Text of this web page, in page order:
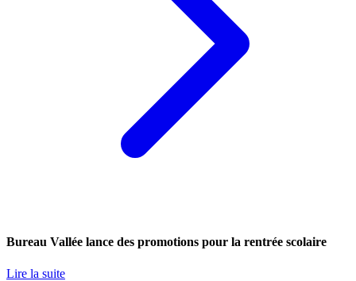
Bureau Vallée lance des promotions pour la rentrée scolaire
Lire la suite